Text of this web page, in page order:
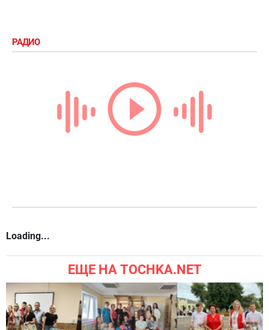
Добавить комментарий
Вы можете комментировать
через аккаунт в соцсетях:
РАДИО